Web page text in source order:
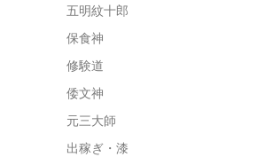
五明紋十郎
保食神
修験道
倭文神
元三大師
出稼ぎ・漆